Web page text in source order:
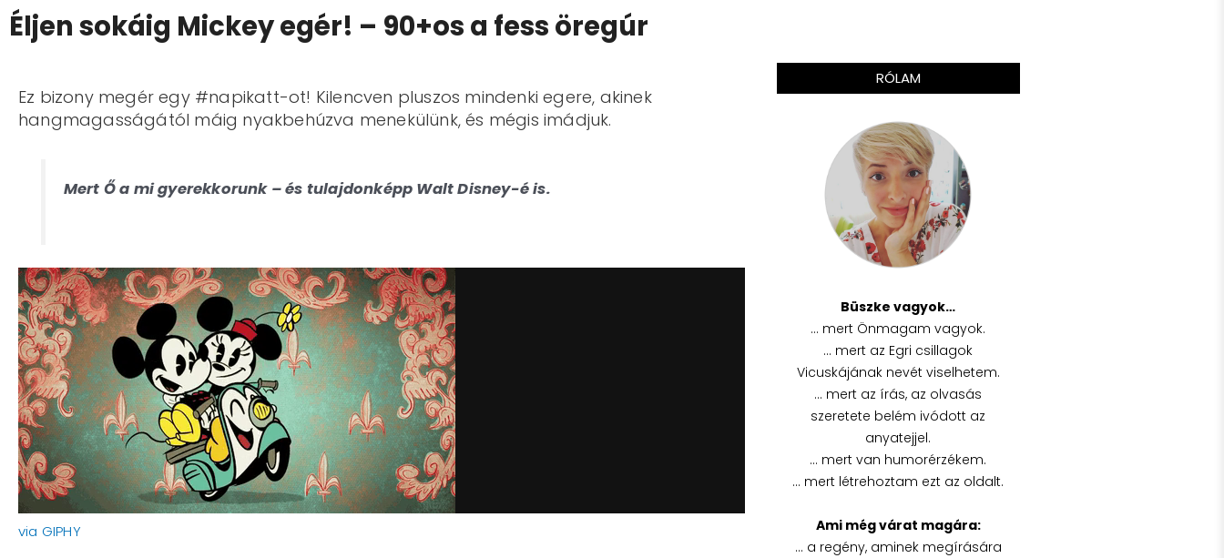
Éljen sokáig Mickey egér! – 90+os a fess öregúr
Ez bizony megér egy #napikatt-ot! Kilencven pluszos mindenki egere, akinek
hangmagasságától máig nyakbehúzva menekülünk, és mégis imádjuk.
Mert Ő a mi gyerekkorunk – és tulajdonképp Walt Disney-é is.
via GIPHY
RÓLAM
Büszke vagyok…
… mert Önmagam vagyok.
… mert az Egri csillagok
Vicuskájának nevét viselhetem.
… mert az írás, az olvasás
szeretete belém ivódott az
anyatejjel.
… mert van humorérzékem.
… mert létrehoztam ezt az oldalt.
Ami még várat magára:
… a regény, aminek megírására